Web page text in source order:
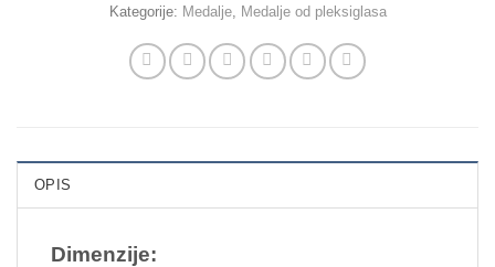
Kategorije: Medalje, Medalje od pleksiglasa
OPIS
Dimenzije: